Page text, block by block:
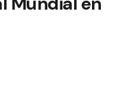
Europa de
en